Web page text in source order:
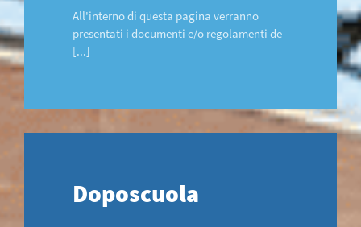
All'interno di questa pagina verranno
presentati i documenti e/o regolamenti de
[...]
Doposcuola